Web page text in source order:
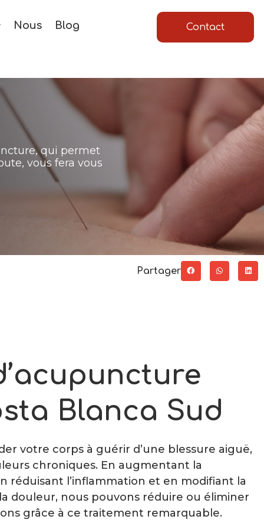
Nous Blog Contact
qui permet
vous fera vous
Partager
Blanca Sud
votre corps à guérir d’une blessure aiguë,
chroniques. En augmentant la
réduisant l’inflammation et en modifiant la
douleur, nous pouvons réduire ou éliminer
grâce à ce traitement remarquable.